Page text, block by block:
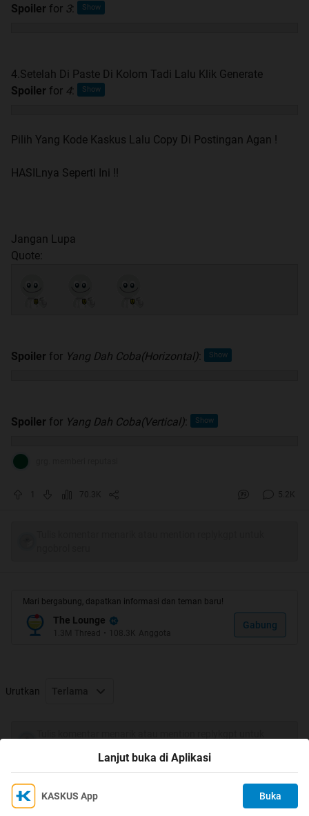
Spoiler for 3:
4.Setelah Di Paste Di Kolom Tadi Lalu Klik Generate
Spoiler for 4:
Pilih Yang Kode Kaskus Lalu Copy Di Postingan Agan !
HASILnya Seperti Ini !!
Jangan Lupa
Quote:
Spoiler for Yang Dah Coba(Horizontal):
Spoiler for Yang Dah Coba(Vertical):
70.3K 5.2K
Mari bergabung, dapatkan informasi dan teman baru!
The Lounge
1.3M Thread • 108.3K Anggota
Gabung
Urutkan Terlama
Ikuti KASKUS di
Kami menggunakan Cookies
Lanjut buka di Aplikasi
KASKUS App Buka